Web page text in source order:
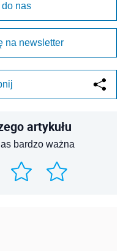
do nas
na newsletter
artykułu
bardzo ważna